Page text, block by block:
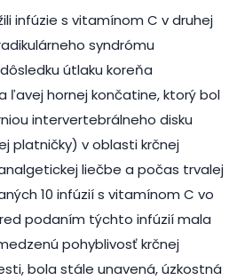
infúzie s vitamínom C v druhej
syndrómu
útlaku koreňa
ľavej hornej končatine, ktorý bol
intervertebrálneho disku
platničky) v oblasti krčnej
liečbe a počas trvalej
10 infúzií s vitamínom C vo
podaním týchto infúzií mala
pohyblivosť krčnej
bola stále unavená, úzkostná